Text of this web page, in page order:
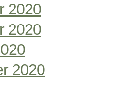
2020
2020
2020